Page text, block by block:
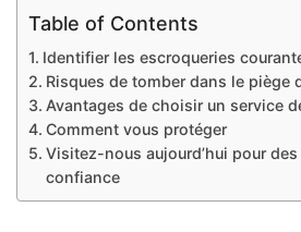
Table of Contents
Identifier les escroqueries
Risques de tomber dans le piège
Avantages de choisir un service
Comment vous protéger
Visitez-nous aujourd’hui pour
confiance